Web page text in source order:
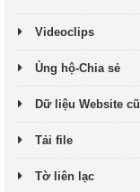
Videoclips
Ủng hộ-Chia sẻ
Dữ liệu Website cũ
Tải file
Tờ liên lạc